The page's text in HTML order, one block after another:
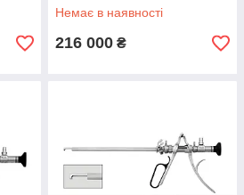
Немає в наявності
216 000 ₴